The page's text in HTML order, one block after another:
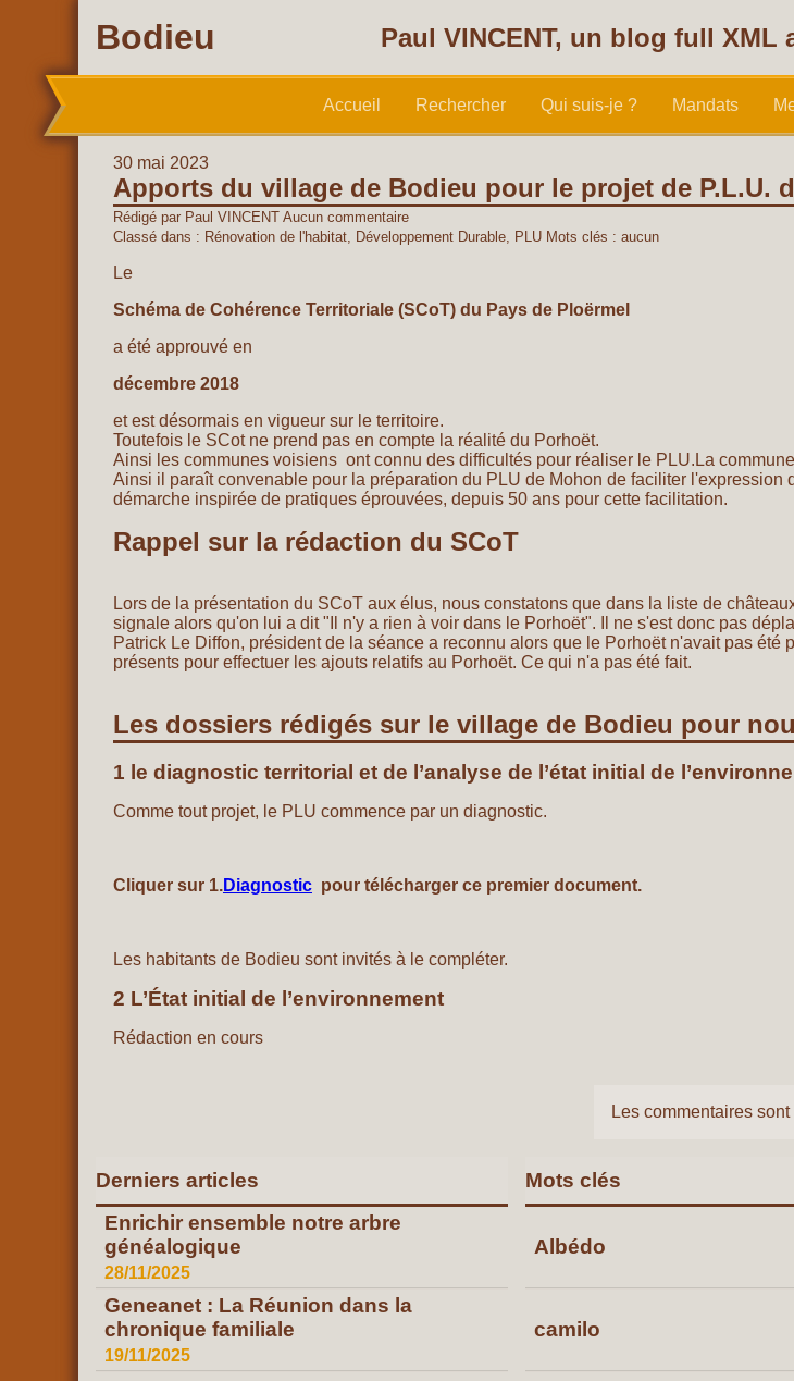
Bodieu Paul VINCENT, un blog full XML
Accueil Rechercher Qui suis-je ? Mandats
30 mai 2023
Apports du village de Bodieu pour le projet de P.L.U.
Rédigé par Paul VINCENT Aucun commentaire
Classé dans : Rénovation de l'habitat, Développement Durable, PLU Mots clés : aucun
Le
Schéma de Cohérence Territoriale (SCoT) du Pays de Ploërmel
a été approuvé en
décembre 2018
et est désormais en vigueur sur le territoire.
Toutefois le SCot ne prend pas en compte la réalité du Porhoët.
Ainsi les communes voisiens ont connu des difficultés pour réaliser le PLU.La
Ainsi il paraît convenable pour la préparation du PLU de Mohon de faciliter
démarche inspirée de pratiques éprouvées, depuis 50 ans pour cette facilitation.
Rappel sur la rédaction du SCoT
Lors de la présentation du SCoT aux élus, nous constatons que dans la liste de
signale alors qu'on lui a dit "Il n'y a rien à voir dans le Porhoët". Il ne s'est donc pas
Patrick Le Diffon, président de la séance a reconnu alors que le Porhoët n'avait pas
présents pour effectuer les ajouts relatifs au Porhoët. Ce qui n'a pas été fait.
Les dossiers rédigés sur le village de Bodieu pour
1 le diagnostic territorial et de l’analyse de l’état initial de
Comme tout projet, le PLU commence par un diagnostic.
Cliquer sur 1.Diagnostic pour télécharger ce premier document.
Les habitants de Bodieu sont invités à le compléter.
2 L’État initial de l’environnement
Rédaction en cours
Les commentaires sont
Derniers articles
Enrichir ensemble notre arbre
généalogique
28/11/2025
Geneanet : La Réunion dans la
chronique familiale
19/11/2025
Mots clés
Albédo
camilo